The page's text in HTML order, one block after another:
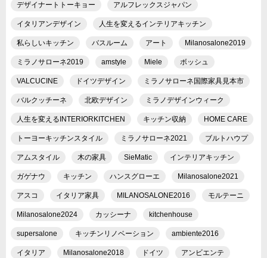
デザイナートトーキョー アルフレックスジャパン
イタリアンデザイン 人生を変えるインテリアキッチン
私らしいキッチン バスルーム アート Milanosalone2019
ミラノサローネ2019 amstyle Miele ボッシュ
VALCUCINE ドイツデザイン ミラノサローネ国際家具見本市
バルクッチーネ 北欧デザイン ミラノデザインウィーク
人生を変えるINTERIORKITCHEN キッチン収納 HOME CARE
トーヨーキッチンスタイル ミラノサローネ2021 ブルトハウプ
アムスタイル 木の家具 SieMatic インテリアキッチン
ガゲナウ キッチン ハンスグローエ Milanosalone2021
アスコ イタリア家具 MILANOSALONE2016 モルテーニ
Milanosalone2024 カッシーナ kitchenhouse
supersalone キッチンリノベーション ambiente2016
イタリア Milanosalone2018 ドイツ アンビエンテ